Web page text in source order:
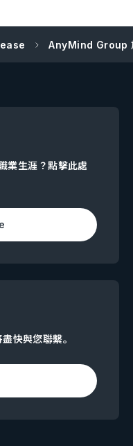
AnyMind Group
生涯？點擊此處
快與您聯繫。